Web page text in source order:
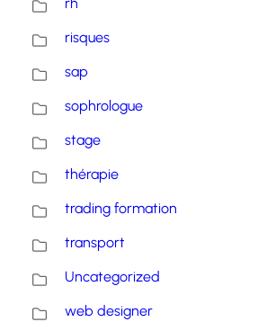
risques
sap
sophrologue
stage
thérapie
trading formation
transport
Uncategorized
web designer